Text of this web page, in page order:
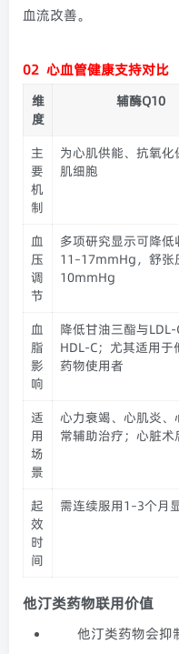
血流改善。
02 心血管健康支持对比
维
度
辅酶Q10
主
要
机
制
为心肌供能、抗氧化
肌细胞
血
压
调
节
多项研究显示可降低
11–17mmHg，舒张
10mmHg
血
脂
影
响
降低甘油三酯与LDL-
HDL-C；尤其适用于
药物使用者
适
用
场
景
心力衰竭、心肌炎、
常辅助治疗；心脏术
起
效
时
间
需连续服用1–3个月
他汀类药物联用价值
他汀类药物会抑